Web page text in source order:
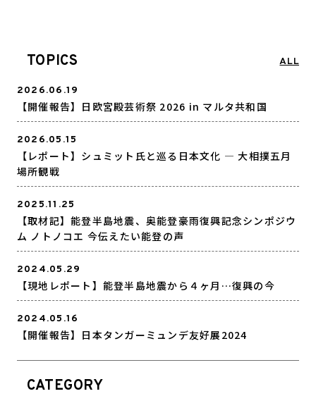
TOPICS ALL
2026.06.19
【開催報告】日欧宮殿芸術祭 2026 in マルタ共和国
2026.05.15
【レポート】シュミット氏と巡る日本文化 ― 大相撲五月
場所観戦
2025.11.25
【取材記】能登半島地震、奥能登豪雨復興記念シンポジウ
ム ノトノコエ 今伝えたい能登の声
2024.05.29
【現地レポート】能登半島地震から４ヶ月…復興の今
2024.05.16
【開催報告】日本タンガーミュンデ友好展2024
CATEGORY